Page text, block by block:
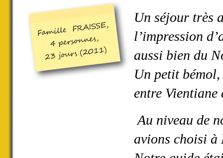
Un séjour très
l’impression
aussi bien du
Un petit
entre Vientiane
Au niveau de
avions choisi à